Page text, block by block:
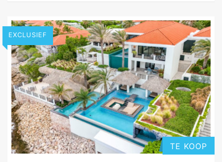
EXCLUSIEF
TE KOOP